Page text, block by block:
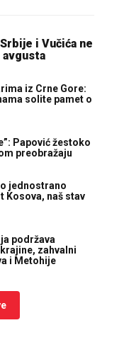
i Vučića ne
iz Crne Gore:
solite pamet o
Papović žestoko
preobražaju
jednostrano
Kosova, naš stav
podržava
zahvalni
i Metohije